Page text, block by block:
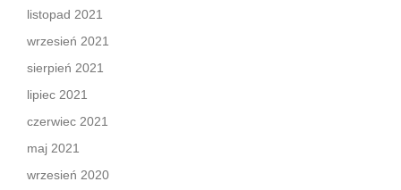
listopad 2021
wrzesień 2021
sierpień 2021
lipiec 2021
czerwiec 2021
maj 2021
wrzesień 2020